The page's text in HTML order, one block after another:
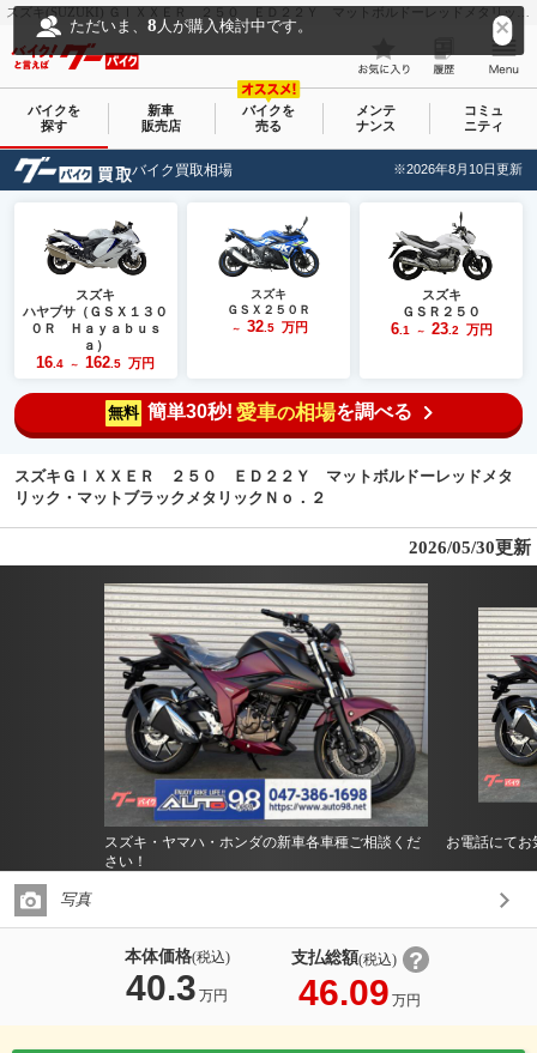
スズキ(SUZUKI) ＧＩＸＸＥＲ ２５０ ＥＤ２２Ｙ マットボルドーレッドメタリック・マットブラックメタリックＮｏ．２｜オート９８松戸店｜新車・中古バイクなら【グーバイク(GooBike)】
ただいま、8 人が購入検討中です。
バイクを
探す
新車
販売店
バイクを
売る
メンテ
ナンス
コミュ
ニティ
バイク買取相場 ※2026年8月10日更新
スズキ
ハヤブサ（ＧＳＸ１３０
０Ｒ Ｈａｙａｂｕｓ
ａ）
16 .4 ～ 162 .5 万円
スズキ
ＧＳＸ２５０Ｒ
～ 32.5 万円
スズキ
ＧＳＲ２５０
6.1 ～ 23.2 万円
無料 簡単30秒! 愛車の相場を調べる
スズキＧＩＸＸＥＲ ２５０ ＥＤ２２Ｙ マットボルドーレッドメタ
リック・マットブラックメタリックＮｏ．２
2026/05/30更新
スズキ・ヤマハ・ホンダの新車各車種ご相談くだ
さい！
お電話にて
写真
本体価格(税込)
40.3 万円
支払総額(税込)
46.09 万円